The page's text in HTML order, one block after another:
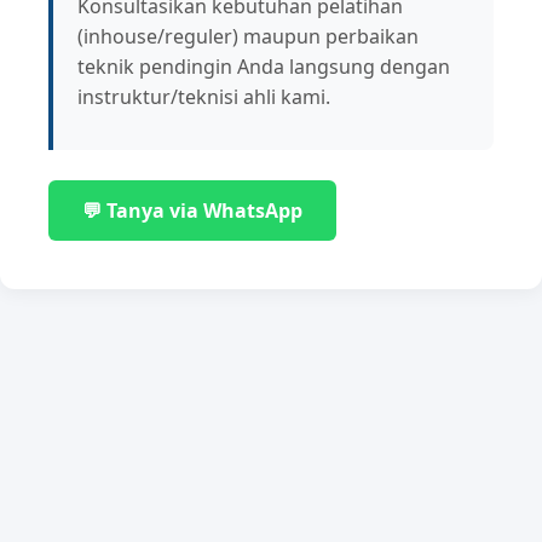
Konsultasikan kebutuhan pelatihan
(inhouse/reguler) maupun perbaikan
teknik pendingin Anda langsung dengan
instruktur/teknisi ahli kami.
💬 Tanya via WhatsApp